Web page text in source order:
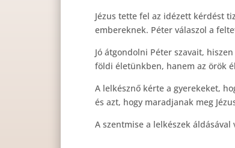
Jézus tette fel az idézett kérdést
embereknek. Péter válaszol a
Jó átgondolni Péter szavait,
földi életünkben, hanem az örök
A lelkésznő kérte a gyerekeket,
és azt, hogy maradjanak meg
A szentmise a lelkészek áldásával